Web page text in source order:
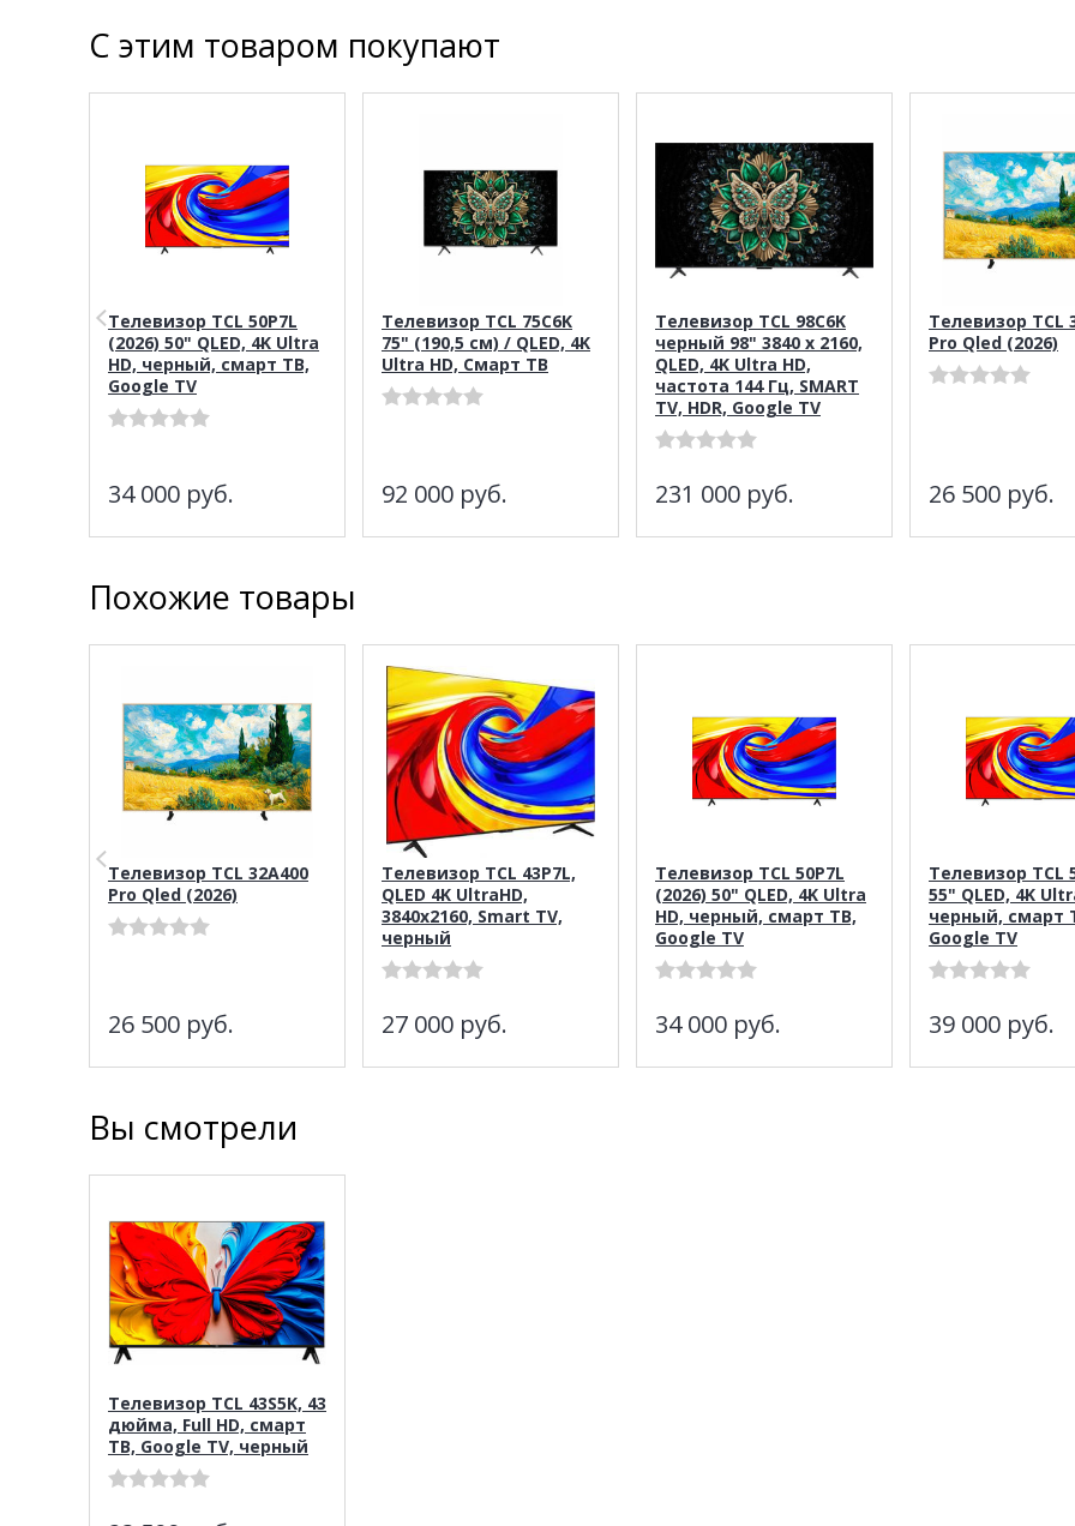
С этим товаром покупают
Телевизор TCL 50P7L
(2026) 50" QLED, 4K Ultra
HD, черный, смарт ТВ,
Google TV
34 000 руб.
Телевизор TCL 75C6K
75" (190,5 см) / QLED, 4K
Ultra HD, Смарт ТВ
92 000 руб.
Телевизор TCL 98C6K
черный 98" 3840 x 2160,
QLED, 4K Ultra HD,
частота 144 Гц, SMART
TV, HDR, Google TV
231 000 руб.
Телевизор TCL
Pro Qled (2026)
26 500 руб.
Похожие товары
Телевизор TCL 32A400
Pro Qled (2026)
26 500 руб.
Телевизор TCL 43P7L,
QLED 4K UltraHD,
3840x2160, Smart TV,
черный
27 000 руб.
Телевизор TCL 50P7L
(2026) 50" QLED, 4K Ultra
HD, черный, смарт ТВ,
Google TV
34 000 руб.
Телевизор TCL
55" QLED, 4K
черный, смарт
Google TV
39 000 руб.
Вы смотрели
Телевизор TCL 43S5K, 43
дюйма, Full HD, смарт
ТВ, Google TV, черный